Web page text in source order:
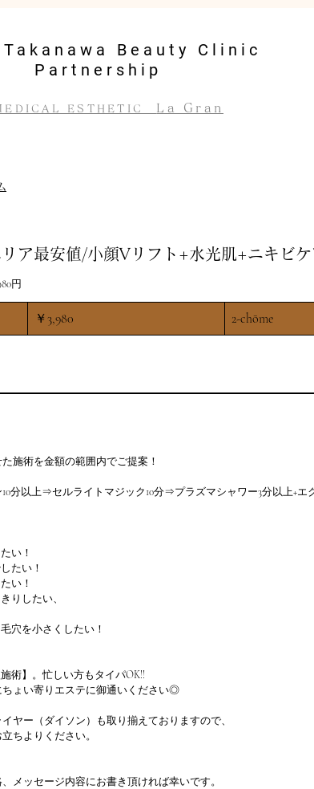
Takanawa Beauty Clinic
Partnership
ESTHETIC La Gran
リア最安値/小顔Vリフト+水光肌+ニキ
円
￥3,980 2-chōme
施術を金額の範囲内でご提案！
分以上⇒セルライトマジック10分⇒プラズマシャワー3分以上+エ
い！
たい！
い！
りしたい、
穴を小さくしたい！
術】。忙しい方もタイパOK!!
ょい寄りエステに御通いください◎
ヤー（ダイソン）も取り揃えておりますので、
ちよりください。
メッセージ内容にお書き頂ければ幸いです。